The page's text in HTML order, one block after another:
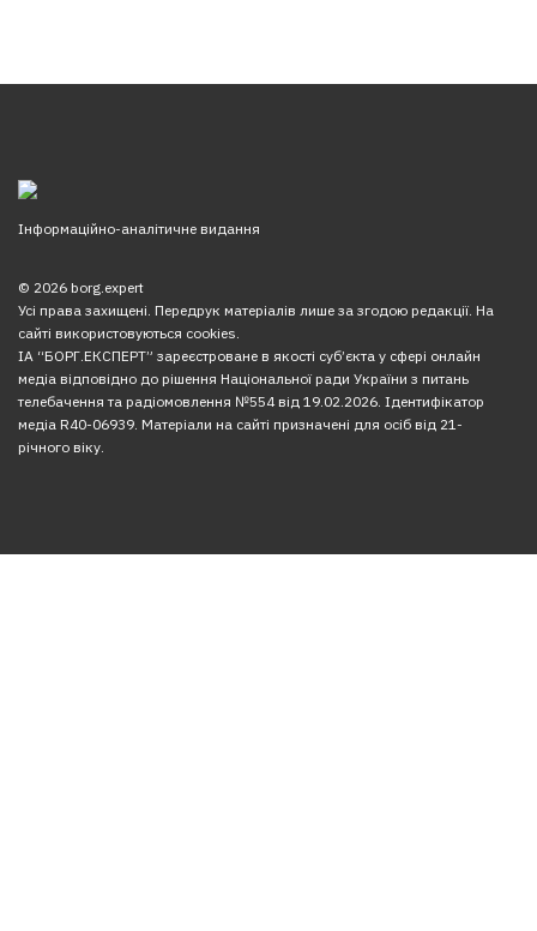
Інформаційно-аналітичне видання
© 2026 borg.expert
Усі права захищені. Передрук матеріалів лише за згодою редакції. На
сайті використовуються cookies.
ІА “БОРГ.ЕКСПЕРТ” зареєстроване в якості суб’єкта у сфері онлайн
медіа відповідно до рішення Національної ради України з питань
телебачення та радіомовлення №554 від 19.02.2026. Ідентифікатор
медіа R40-06939. Матеріали на сайті призначені для осіб від 21-
річного віку.